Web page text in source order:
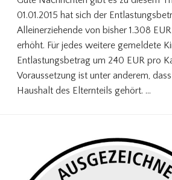
01.01.2015 hat sich der
Alleinerziehende von bisher 1.308
erhöht. Für jedes weitere gemeldete
Entlastungsbetrag um 240 EUR pro
Voraussetzung ist unter anderem,
Haushalt des Elternteils gehört. …